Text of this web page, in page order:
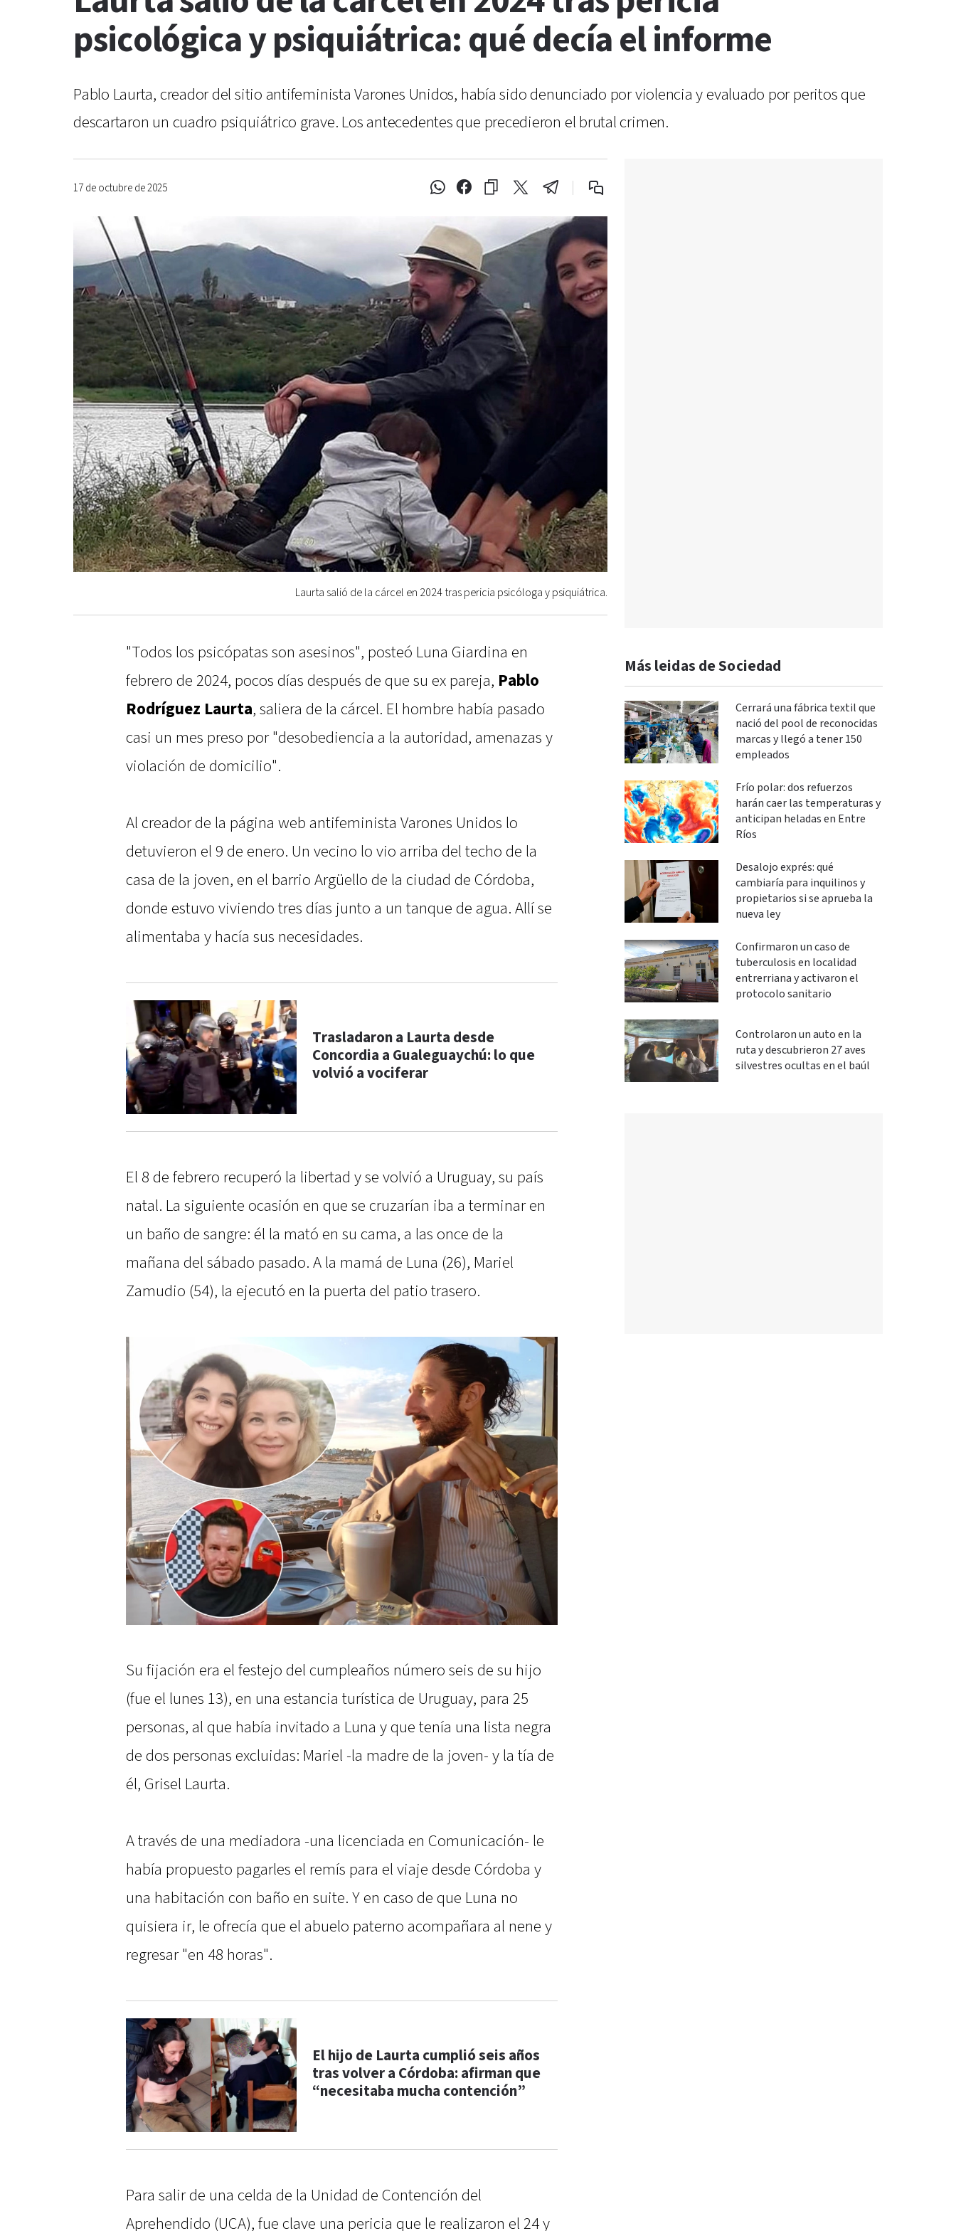
psicológica y psiquiátrica: qué decía el informe
Pablo Laurta, creador del sitio antifeminista Varones Unidos, había sido denunciado por violencia y evaluado por peritos que
descartaron un cuadro psiquiátrico grave. Los antecedentes que precedieron el brutal crimen.
17 de octubre de 2025
Laurta salió de la cárcel en 2024 tras pericia psicóloga y psiquiátrica.
"Todos los psicópatas son asesinos", posteó Luna Giardina en
febrero de 2024, pocos días después de que su ex pareja, Pablo
Rodríguez Laurta, saliera de la cárcel. El hombre había pasado
casi un mes preso por "desobediencia a la autoridad, amenazas y
violación de domicilio".
Al creador de la página web antifeminista Varones Unidos lo
detuvieron el 9 de enero. Un vecino lo vio arriba del techo de la
casa de la joven, en el barrio Argüello de la ciudad de Córdoba,
donde estuvo viviendo tres días junto a un tanque de agua. Allí se
alimentaba y hacía sus necesidades.
Trasladaron a Laurta desde
Concordia a Gualeguaychú: lo que
volvió a vociferar
El 8 de febrero recuperó la libertad y se volvió a Uruguay, su país
natal. La siguiente ocasión en que se cruzarían iba a terminar en
un baño de sangre: él la mató en su cama, a las once de la
mañana del sábado pasado. A la mamá de Luna (26), Mariel
Zamudio (54), la ejecutó en la puerta del patio trasero.
Su fijación era el festejo del cumpleaños número seis de su hijo
(fue el lunes 13), en una estancia turística de Uruguay, para 25
personas, al que había invitado a Luna y que tenía una lista negra
de dos personas excluidas: Mariel -la madre de la joven- y la tía de
él, Grisel Laurta.
A través de una mediadora -una licenciada en Comunicación- le
había propuesto pagarles el remís para el viaje desde Córdoba y
una habitación con baño en suite. Y en caso de que Luna no
quisiera ir, le ofrecía que el abuelo paterno acompañara al nene y
regresar "en 48 horas".
El hijo de Laurta cumplió seis años
tras volver a Córdoba: afirman que
“necesitaba mucha contención”
Para salir de una celda de la Unidad de Contención del
Aprehendido (UCA), fue clave una pericia que le realizaron el 24 y
Más leidas de Sociedad
Cerrará una fábrica textil que
nació del pool de reconocidas
marcas y llegó a tener 150
empleados
Frío polar: dos refuerzos
harán caer las temperaturas y
anticipan heladas en Entre
Ríos
Desalojo exprés: qué
cambiaría para inquilinos y
propietarios si se aprueba la
nueva ley
Confirmaron un caso de
tuberculosis en localidad
entrerriana y activaron el
protocolo sanitario
Controlaron un auto en la
ruta y descubrieron 27 aves
silvestres ocultas en el baúl